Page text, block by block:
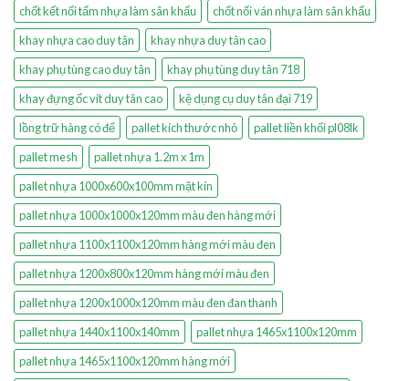
chốt kết nối tấm nhựa làm sân khấu
chốt nối ván nhựa làm sân khấu
khay nhựa cao duy tân
khay nhựa duy tân cao
khay phụ tùng cao duy tân
khay phụ tùng duy tân 718
khay đựng ốc vít duy tân cao
kệ dụng cụ duy tân đại 719
lồng trữ hàng có đế
pallet kích thước nhỏ
pallet liền khối pl08lk
pallet mesh
pallet nhựa 1.2m x 1m
pallet nhựa 1000x600x100mm mặt kín
pallet nhựa 1000x1000x120mm màu đen hàng mới
pallet nhựa 1100x1100x120mm hàng mới màu đen
pallet nhựa 1200x800x120mm hàng mới màu đen
pallet nhựa 1200x1000x120mm màu đen đan thanh
pallet nhựa 1440x1100x140mm
pallet nhựa 1465x1100x120mm
pallet nhựa 1465x1100x120mm hàng mới